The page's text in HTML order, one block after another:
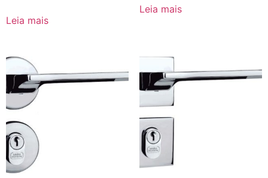
Leia mais
Leia mais